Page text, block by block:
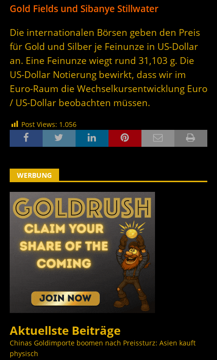
Gold Fields und Sibanye Stillwater
Die internationalen Börsen geben den Preis
für Gold und Silber je Feinunze in US-Dollar
an. Eine Feinunze wiegt rund 31,103 g. Die
US-Dollar Notierung bewirkt, dass wir im
Euro-Raum die Wechselkursentwicklung Euro
/ US-Dollar beobachten müssen.
Post Views: 1.056
WERBUNG
Aktuellste Beiträge
Chinas Goldimporte boomen nach Preissturz: Asien kauft
physisch